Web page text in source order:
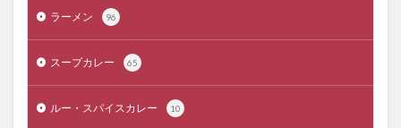
ラーメン 96
スープカレー 65
ルー・スパイスカレー 10